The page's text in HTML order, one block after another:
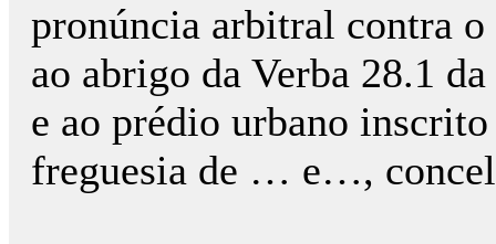
pronúncia arbitral contra
ao abrigo da Verba 28.1
e ao prédio urbano
freguesia de … e…,